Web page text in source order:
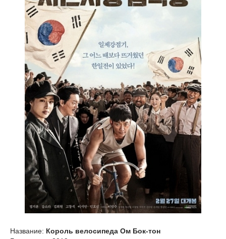
Название: Король велосипеда Ом Бок-тон